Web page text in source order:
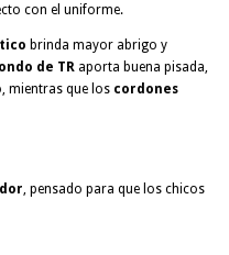
con el uniforme.
brinda mayor abrigo y
de TR aporta buena pisada,
mientras que los cordones
, pensado para que los chicos